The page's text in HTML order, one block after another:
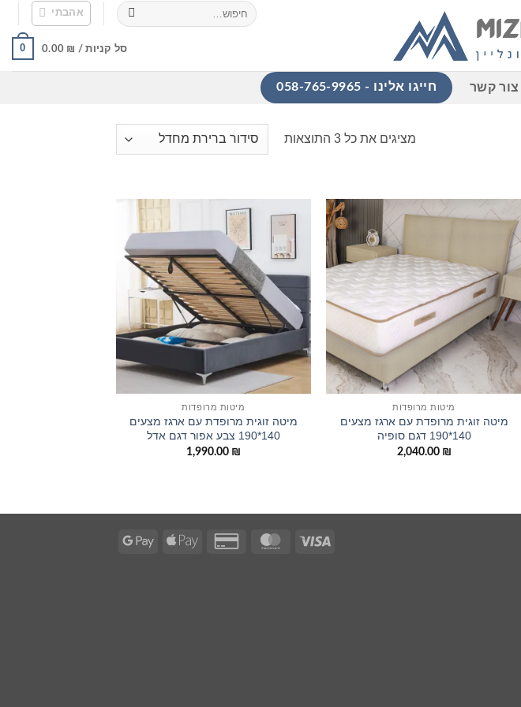
חיפוש
עבור:
אהבתי
סל קניות / 0.00 ₪
0
צור קשר חייגו אלינו - 058-765-9965
מציגים את כל ⁦3⁩ התוצאות
הוסף
למוצרים
שאהבתי
מיטות מרופדות
מיטה זוגית מרופדת עם ארגז מצעים
140*190 דגם סופיה
2,040.00 ₪
הוסף
למוצרים
שאהבתי
מיטות מרופדות
מיטה זוגית מרופדת עם ארגז מצעים
140*190 צבע אפור דגם אדל
1,990.00 ₪
Visa
MasterCard
Credit
Apple
Google